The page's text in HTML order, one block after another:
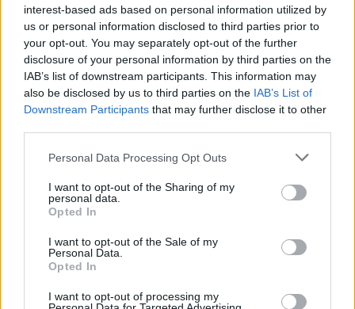
interest-based ads based on personal information utilized by
us or personal information disclosed to third parties prior to
your opt-out. You may separately opt-out of the further
disclosure of your personal information by third parties on the
IAB’s list of downstream participants. This information may
also be disclosed by us to third parties on the IAB’s List of
Downstream Participants that may further disclose it to other
Please note that this website/app uses one or more Google
not limited to your visit or usage behaviour. You may click to
grant or deny consent to Google and its third-party tags to
use your data for below specified purposes in below Google
consent section.
Personal Data Processing Opt Outs
I want to opt-out of the Sharing of my
personal data.
Opted In
I want to opt-out of the Sale of my
Personal Data.
Opted In
I want to opt-out of processing my
Paolo Pinna
Martina Agostina Diturco
I nostri cari
I nostri cari